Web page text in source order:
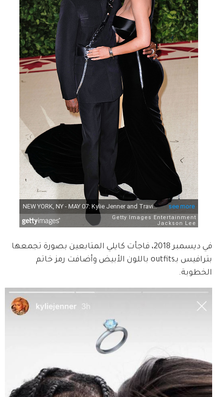
في ديسمبر 2018، فاجأت كايلي المتابعين بصورة تجمعها
بترافيس بـoutfits باللون الأبيض وأضافت رمز خاتم
الخطوبة.